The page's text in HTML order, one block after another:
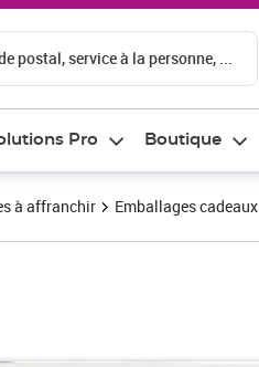
postal, service à la personne, ...
Pro Boutique
à affranchir Emballages cadeaux